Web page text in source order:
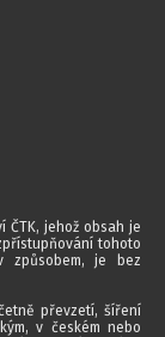
ČTK, jehož obsah je
tohoto
způsobem, je bez
převzetí, šíření
v českém nebo